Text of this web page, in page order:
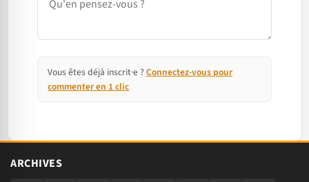
Vous êtes déjà inscrit·e ? Connectez-vous pour
commenter en 1 clic
ARCHIVES